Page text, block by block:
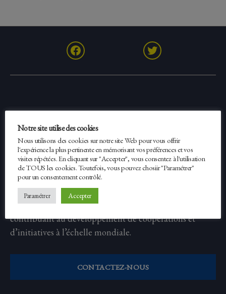
Facebook Twitter
Erasmus Expertise
Fondé en 2012, Erasmus Expertise est un réseau
international réunissant des experts issus de différents
milieux. Il conçoit et met en œuvre des projets dans les
domaines de l’éducation, de la formation, de
l’enseignement supérieur et de la recherche, en
contribuant au développement de coopérations et
d’initiatives à l’échelle mondiale.
CONTACTEZ-NOUS
Notre site utilise des cookies
Nous utilisons des cookies sur notre site Web pour vous offrir
l'expérience la plus pertinente en mémorisant vos préférences et vos
visites répétées. En cliquant sur "Accepter", vous consentez à l'utilisation
de TOUS les cookies. Toutefois, vous pouvez chosiir "Paramétrer"
pour un consentement contrôlé.
Paramétrer Accepter